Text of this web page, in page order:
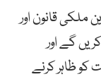
قانون اور
گے اور
ظاہر کرنے